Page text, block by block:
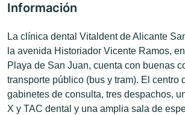
Información
La clínica dental Vitaldent de Alicante
la avenida Historiador Vicente Ramos,
Playa de San Juan, cuenta con buenas
transporte público (bus y tram). El centro
gabinetes de consulta, tres despachos,
X y TAC dental y una amplia sala de